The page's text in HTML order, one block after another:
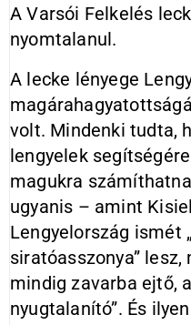
A Varsói Felkelés
nyomtalanul.
A lecke lényege
volt. Mindenki tudta,
lengyelek
magukra
ugyanis – amint
Lengyelország ismét
siratóasszonya”
mindig zavarba ejtő,
nyugtalanító”. És